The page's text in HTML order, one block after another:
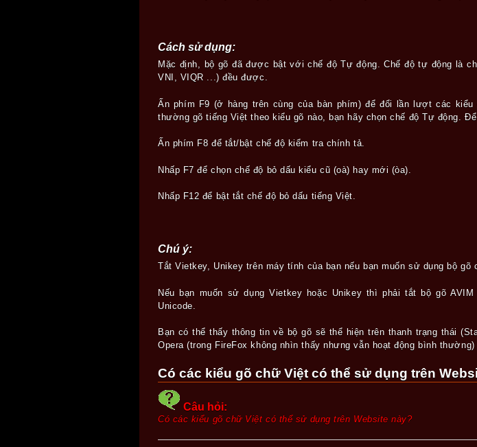
Cách sử dụng:
Mặc định, bộ gõ đã được bật với chế độ Tự động. Chế độ tự động là
VNI, VIQR ...) đều được.
Ấn phím F9 (ở hàng trên cùng của bàn phím) để đổi lần lượt các
thường gõ tiếng Việt theo kiểu gõ nào, bạn hãy chọn chế độ Tự động.
Ấn phím F8 để tắt/bật chế độ kiểm tra chính tả.
Nhấp F7 để chọn chế độ bỏ dấu kiểu cũ (oà) hay mới (òa).
Nhấp F12 để bật tắt chế độ bỏ dấu tiếng Việt.
Chú ý:
Tắt Vietkey, Unikey trên máy tính của bạn nếu bạn muốn sử dụng bộ
Nếu bạn muốn sử dụng Vietkey hoặc Unikey thì phải tắt bộ gõ
Unicode.
Bạn có thể thấy thông tin về bộ gõ sẽ thể hiện trên thanh trạng thái
Opera (trong FireFox không nhìn thấy nhưng vẫn hoạt động bình thường)
Có các kiểu gõ chữ Việt có thể sử dụng trên
Câu hỏi:
Có các kiểu gõ chữ Việt có thể sử dụng trên Website này?